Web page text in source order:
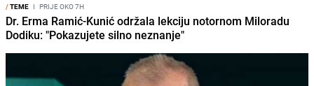
/TEME I PRIJE OKO 7H
Dr. Erma Ramić-Kunić održala lekciju notornom Miloradu
Dodiku: "Pokazujete silno neznanje"